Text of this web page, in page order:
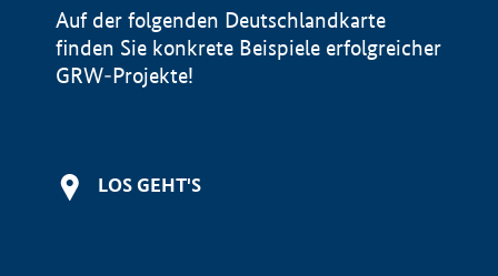
Auf der folgenden Deutschlandkarte
finden Sie konkrete Beispiele erfolgreicher
GRW-Projekte!
LOS GEHT'S